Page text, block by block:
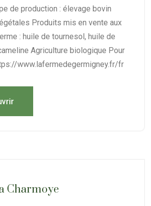
de production : élevage bovin
Produits mis en vente aux
: huile de tournesol, huile de
Agriculture biologique Pour
www.lafermedegermigney.fr/fr
Charmoye